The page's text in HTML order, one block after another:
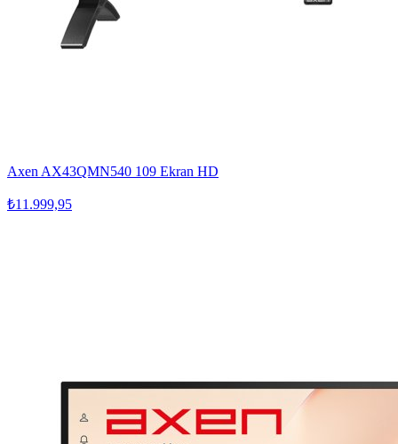
Axen AX43QMN540 109 Ekran HD
₺11.999,95